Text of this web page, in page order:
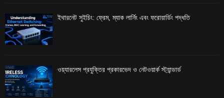
ইথারনেট সুইচিং: ফ্রেম, ম্যাক লার্নিং এবং ফরোয়ার্ডিং পদ্ধতি
ওয়্যারলেস প্রযুক্তির প্রকারভেদ ও নেটওয়ার্ক স্ট্যান্ডার্ড